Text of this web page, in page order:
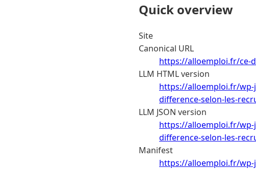
Quick overview
Site
Canonical URL
https://alloemploi.fr/ce-
LLM HTML version
https://alloemploi.fr/
difference-selon-les-
LLM JSON version
https://alloemploi.fr/
difference-selon-les-
Manifest
https://alloemploi.fr/